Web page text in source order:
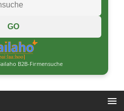
B2B-Firmensuche